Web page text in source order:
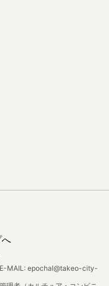
MAIL: epochal@takeo-city-